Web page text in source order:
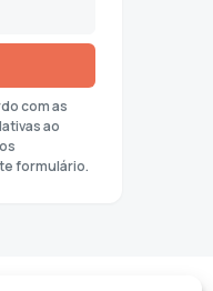
com as
ao
formulário.